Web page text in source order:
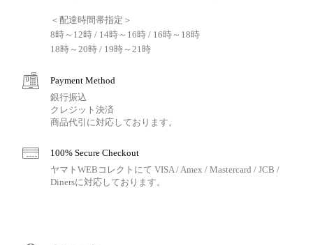
＜配達時間帯指定＞
8時～12時 / 14時～16時 / 16時～18時
18時～20時 / 19時～21時
Payment Method
銀行振込
クレジット決済
商品代引に対応しております。
100% Secure Checkout
ヤマトWEBコレクトにて VISA / Amex / Mastercard / JCB /
Dinersに対応しております。